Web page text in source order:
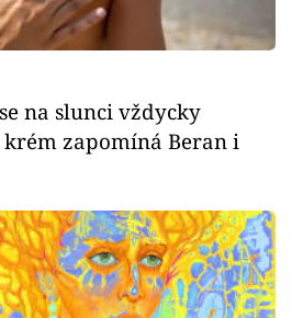
na slunci vždycky
zapomíná Beran i